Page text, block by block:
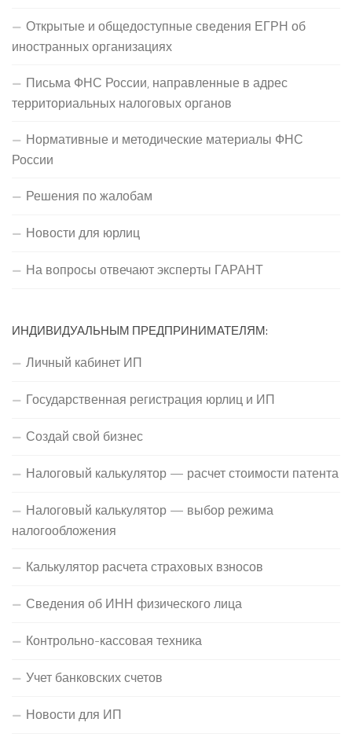
Открытые и общедоступные сведения ЕГРН об
иностранных организациях
Письма ФНС России, направленные в адрес
территориальных налоговых органов
Нормативные и методические материалы ФНС
России
Решения по жалобам
Новости для юрлиц
На вопросы отвечают эксперты ГАРАНТ
ИНДИВИДУАЛЬНЫМ ПРЕДПРИНИМАТЕЛЯМ:
Личный кабинет ИП
Государственная регистрация юрлиц и ИП
Создай свой бизнес
Налоговый калькулятор — расчет стоимости патента
Налоговый калькулятор — выбор режима
налогообложения
Калькулятор расчета страховых взносов
Сведения об ИНН физического лица
Контрольно-кассовая техника
Учет банковских счетов
Новости для ИП